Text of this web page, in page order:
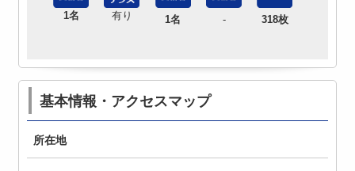
1名 有り 1名 - 318枚
基本情報・アクセスマップ
所在地